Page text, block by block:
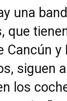
una
que
Cancún
siguen
los